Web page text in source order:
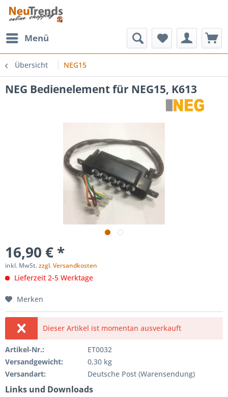
Menü
Übersicht NEG15
NEG Bedienelement für NEG15, K613
16,90 € *
inkl. MwSt.zzgl. Versandkosten
Lieferzeit 2-5 Werktage
Merken
Dieser Artikel ist momentan ausverkauft
Artikel-Nr.:
ET0032
Versandgewicht:
0,30 kg
Versandart:
Deutsche Post (Warensendung)
Links und Downloads